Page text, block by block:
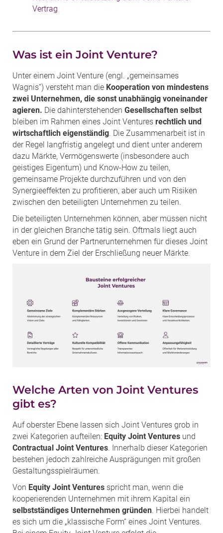
Vertrag
Was ist ein Joint Venture?
Unter einem Joint Venture (engl. „gemeinsames
Wagnis“) versteht man die Kooperation von mindestens
zwei Unternehmen, die sonst unabhängig voneinander
agieren. Die dahinterstehenden Gesellschaften selbst
bleiben im Rahmen eines Joint Ventures rechtlich und
wirtschaftlich eigenständig. Die Zusammenarbeit ist in
der Regel langfristig angelegt und dient unter anderem
dazu Märkte, Vermögenswerte (insbesondere auch
geistiges Eigentum) und Know-How zu teilen,
gemeinsame Projekte durchzuführen und von den
Synergieeffekten zu profitieren, aber auch um Risiken
zwischen den beteiligten Unternehmen zu teilen.
Die beteiligten Unternehmen können, aber müssen nicht
in der gleichen Branche tätig sein. Oftmals liegt auch
eben ein Grund der Partnerunternehmen für dieses Joint
Venture in dem Ziel der Erschließung neuer Märkte.
Welche Arten von Joint Ventures
gibt es?
Auf oberster Ebene lassen sich Joint Ventures grob in
zwei Kategorien aufteilen: Equity Joint Ventures und
Contractual Joint Ventures. Innerhalb dieser Kategorien
bestehen jedoch zahlreiche Ausprägungen mit großen
Gestaltungsspielräumen.
Von Equity Joint Ventures spricht man, wenn die
kooperierenden Unternehmen mit ihrem Kapital ein
selbstständiges Unternehmen gründen. Hierbei handelt
es sich um die „klassische Form“ eines Joint Ventures.